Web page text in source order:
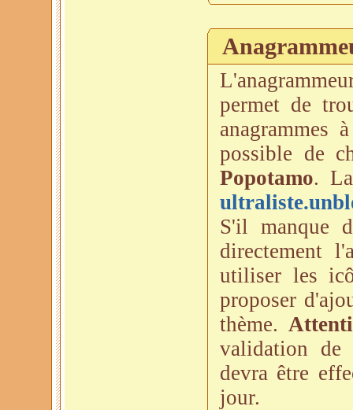
permet de
anagrammes
possible de
Popotamo.
S'il manque
directement
utiliser les
proposer
thème.
validation de
devra être
jour.